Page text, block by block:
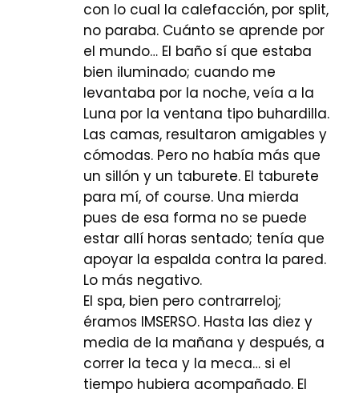
con lo cual la calefacción, por split,
no paraba. Cuánto se aprende por
el mundo… El baño sí que estaba
bien iluminado; cuando me
levantaba por la noche, veía a la
Luna por la ventana tipo buhardilla.
Las camas, resultaron amigables y
cómodas. Pero no había más que
un sillón y un taburete. El taburete
para mí, of course. Una mierda
pues de esa forma no se puede
estar allí horas sentado; tenía que
apoyar la espalda contra la pared.
Lo más negativo.
El spa, bien pero contrarreloj;
éramos IMSERSO. Hasta las diez y
media de la mañana y después, a
correr la teca y la meca… si el
tiempo hubiera acompañado. El